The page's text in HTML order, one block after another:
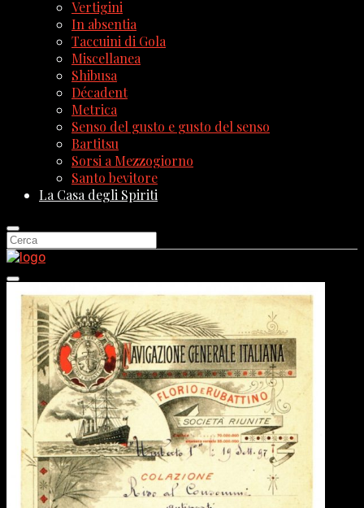
Vertigini
In absentia
Taccuini di Gola
Miscellanea
Shibusa
Décadent
Metrica
Senso del gusto e gusto del senso
Bartitsu
Sorsi a Mezzogiorno
Santo bevitore
La Casa degli Spiriti